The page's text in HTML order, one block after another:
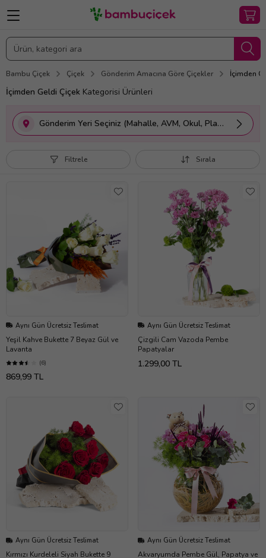
Bambu Çiçek Çiçek Gönderim Amacına Göre Çiçekler İçimden
İçimden Geldi Çiçek Kategorisi Ürünleri
Gönderim Yeri Seçiniz (Mahalle, AVM, Okul, Plaza vs.)
Filtrele Sırala
Aynı Gün Ücretsiz Teslimat
Yeşil Kahve Bukette 7 Beyaz Gül ve
Lavanta
(6)
869,99 TL
Aynı Gün Ücretsiz Teslimat
Çizgili Cam Vazoda Pembe
Papatyalar
1.299,00 TL
Aynı Gün Ücretsiz Teslimat
Kırmızı Kurdeleli Siyah Bukette 9
Aynı Gün Ücretsiz Teslimat
Akvaryumda Pembe Gül, Papatya ve